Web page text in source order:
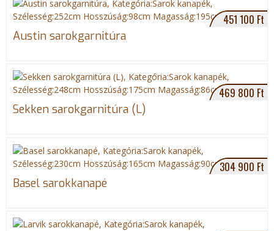
451 100 Ft
Austin sarokgarnitúra
469 800 Ft
Sekken sarokgarnitúra (L)
304 900 Ft
Basel sarokkanapé